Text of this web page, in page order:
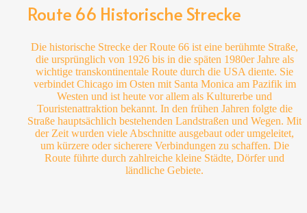
Route 66 Historische Strecke
Die historische Strecke der Route 66 ist eine berühmte Straße,
die ursprünglich von 1926 bis in die späten 1980er Jahre als
wichtige transkontinentale Route durch die USA diente. Sie
verbindet Chicago im Osten mit Santa Monica am Pazifik im
Westen und ist heute vor allem als Kulturerbe und
Touristenattraktion bekannt. In den frühen Jahren folgte die
Straße hauptsächlich bestehenden Landstraßen und Wegen. Mit
der Zeit wurden viele Abschnitte ausgebaut oder umgeleitet,
um kürzere oder sicherere Verbindungen zu schaffen. Die
Route führte durch zahlreiche kleine Städte, Dörfer und
ländliche Gebiete.